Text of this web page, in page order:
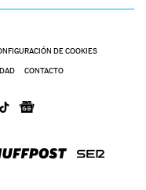
DE COOKIES
CONTACTO